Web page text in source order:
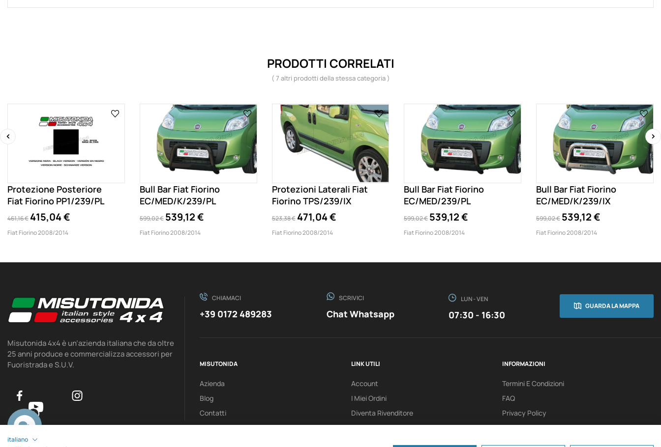
PRODOTTI CORRELATI
( 7 altri prodotti della stessa categoria )
Protezione Posteriore
Fiat Fiorino PP1/239/PL
461,16 € 415,04 €
Fiat Fiorino 2008/2014
Bull Bar Fiat Fiorino
EC/MED/K/239/PL
599,02 € 539,12 €
Fiat Fiorino 2008/2014
Protezioni Laterali Fiat
Fiorino TPS/239/IX
523,38 € 471,04 €
Fiat Fiorino 2008/2014
Bull Bar Fiat Fiorino
EC/MED/239/PL
599,02 € 539,12 €
Fiat Fiorino 2008/2014
Bull Bar Fiat Fiorino
EC/MED/K/239/IX
599,02 € 539,12 €
Fiat Fiorino 2008/2014
›
Misutonida 4x4 è un’azienda italiana che da oltre
25 anni produce e commercializza accessori per
Fuoristrada e S.U.V.
CHIAMACI
+39 0172 489283
SCRIVICI
Chat Whatsapp
LUN - VEN
07:30 - 16:30
GUARDA LA MAPPA
MISUTONIDA
Azienda
Blog
Contatti
LINK UTILI
Account
I Miei Ordini
Diventa Rivenditore
INFORMAZIONI
Termini E Condizioni
FAQ
Privacy Policy
italiano
0